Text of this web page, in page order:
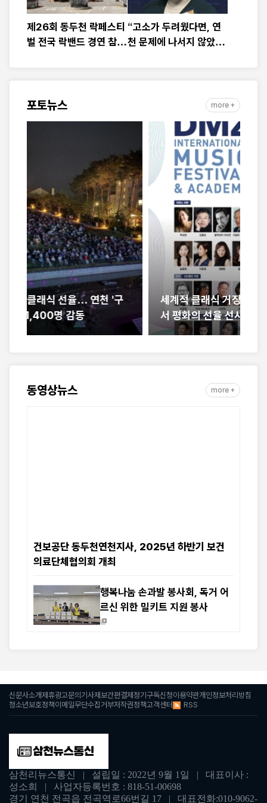
제26회 동두천 락페스티
벌 전국 락밴드 경연 참가
“고소가 두려웠다면, 연
천 문제에 나서지 않았
포토뉴스 more +
세계적 클래식 거장들, 연천DMZ국제음악제
서 평화의 선율 선사
동영상뉴스 more +
건보공단 동두천연천지사, 2025년 하반기 보건
의료단체협의회 개최
행복나눔 손과발 봉사회, 독거 어
르신 위한 밀키트 지원 봉사
신문사소개제휴광고문의 기사제보간편결제 정기구독신청이용약관개인정보처리방침
청소년보호정책 이메일무단수집거부저작권정책고객센터 RSS
삼천리뉴스통신 | 설립일 : 2022년 9월 1일 | 대표이사 :
성소희 | 사업자등록번호 : 818-51-00698
경기 연천 전곡읍 전곡역로66번길 17 | 대표전화:010-9062-